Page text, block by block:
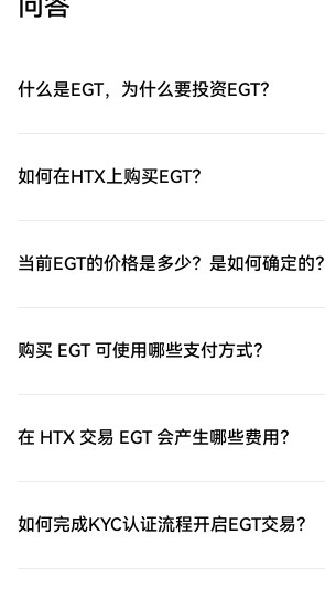
问答
什么是EGT，为什么要投资EGT？
如何在HTX上购买EGT？
当前EGT的价格是多少？是如何确定的？
购买 EGT 可使用哪些支付方式？
在 HTX 交易 EGT 会产生哪些费用？
如何完成KYC认证流程开启EGT交易？